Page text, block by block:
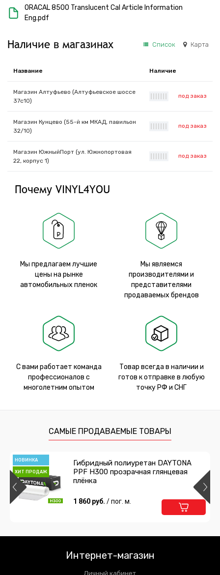
ORACAL 8500 Translucent Cal Article Information
Eng.pdf
Наличие в магазинах Список Карта
Название Наличие
Магазин Алтуфьево (Алтуфьевское шоссе
37с10)
под заказ
Магазин Кунцево (55-й км МКАД, павильон
32/10)
под заказ
Магазин ЮжныйПорт (ул. Южнопортовая
22, корпус 1)
под заказ
Почему VINYL4YOU
Мы предлагаем лучшие
цены на рынке
автомобильных пленок
Мы являемся
производителями и
представителями
продаваемых брендов
С вами работает команда
профессионалов с
многолетним опытом
Товар всегда в наличии и
готов к отправке в любую
точку РФ и СНГ
САМЫЕ ПРОДАВАЕМЫЕ ТОВАРЫ
НОВИНКА
ХИТ ПРОДАЖ
Гибридный полиуретан DAYTONA
PPF H300 прозрачная глянцевая
плёнка
1 860 руб. / пог. м.
Интернет-магазин
Личный кабинет